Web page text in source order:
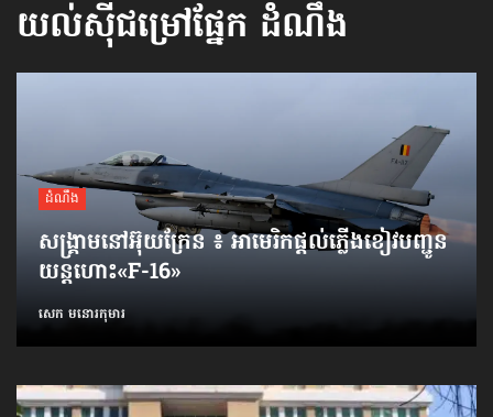
យល់ស៊ីជម្រៅផ្នែក ដំណឹង
ដំណឹង
សង្គ្រាមនៅអ៊ុយក្រែន ៖ អាមេរិកផ្ដល់ភ្លើងខៀវបញ្ជូន
យន្តហោះ«F-16»
សេក មនោរកុមារ